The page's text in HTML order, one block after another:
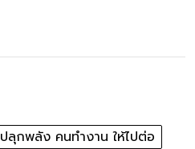
ปลุกพลัง คนทำงาน ให้ไปต่อ